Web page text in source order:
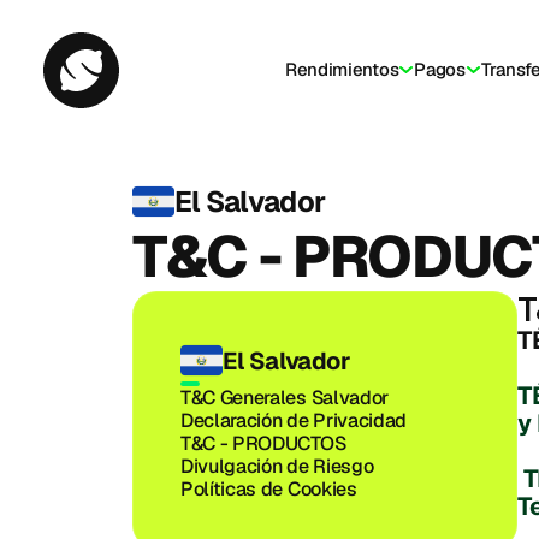
Rendimientos Pagos
El Salvador
T&C -
El Salvador
T&C Generales Salvador
Declaración de Privacidad
T&C - PRODUCTOS
Divulgación de Riesgo
Políticas de Cookies
y